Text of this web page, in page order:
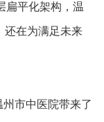
扁平化架构，温
还在为满足未来
市中医院带来了